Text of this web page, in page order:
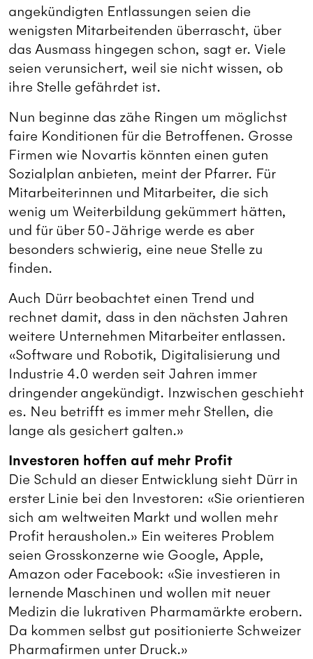
angekündigten Entlassungen seien die
wenigsten Mitarbeitenden überrascht, über
das Ausmass hingegen schon, sagt er. Viele
seien verunsichert, weil sie nicht wissen, ob
ihre Stelle gefährdet ist.
Nun beginne das zähe Ringen um möglichst
faire Konditionen für die Betroffenen. Grosse
Firmen wie Novartis könnten einen guten
Sozialplan anbieten, meint der Pfarrer. Für
Mitarbeiterinnen und Mitarbeiter, die sich
wenig um Weiterbildung gekümmert hätten,
und für über 50-Jährige werde es aber
besonders schwierig, eine neue Stelle zu
finden.
Auch Dürr beobachtet einen Trend und
rechnet damit, dass in den nächsten Jahren
weitere Unternehmen Mitarbeiter entlassen.
«Software und Robotik, Digitalisierung und
Industrie 4.0 werden seit Jahren immer
dringender angekündigt. Inzwischen geschieht
es. Neu betrifft es immer mehr Stellen, die
lange als gesichert galten.»
Investoren hoffen auf mehr Profit
Die Schuld an dieser Entwicklung sieht Dürr in
erster Linie bei den Investoren: «Sie orientieren
sich am weltweiten Markt und wollen mehr
Profit herausholen.» Ein weiteres Problem
seien Grosskonzerne wie Google, Apple,
Amazon oder Facebook: «Sie investieren in
lernende Maschinen und wollen mit neuer
Medizin die lukrativen Pharmamärkte erobern.
Da kommen selbst gut positionierte Schweizer
Pharmafirmen unter Druck.»